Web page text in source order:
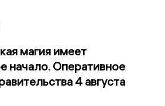
магия имеет
начало. Оперативное
4 августа